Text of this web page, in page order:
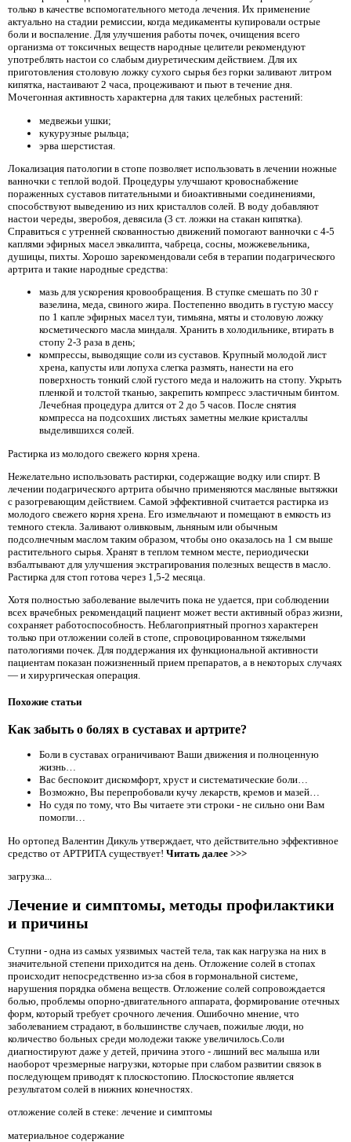
только в качестве вспомогательного метода лечения. Их применение
актуально на стадии ремиссии, когда медикаменты купировали острые
боли и воспаление. Для улучшения работы почек, очищения всего
организма от токсичных веществ народные целители рекомендуют
употреблять настои со слабым диуретическим действием. Для их
приготовления столовую ложку сухого сырья без горки заливают литром
кипятка, настаивают 2 часа, процеживают и пьют в течение дня.
Мочегонная активность характерна для таких целебных растений:
медвежьи ушки;
кукурузные рыльца;
эрва шерстистая.
Локализация патологии в стопе позволяет использовать в лечении ножные
ванночки с теплой водой. Процедуры улучшают кровоснабжение
пораженных суставов питательными и биоактивными соединениями,
способствуют выведению из них кристаллов солей. В воду добавляют
настои череды, зверобоя, девясила (3 ст. ложки на стакан кипятка).
Справиться с утренней скованностью движений помогают ванночки с 4-5
каплями эфирных масел эвкалипта, чабреца, сосны, можжевельника,
душицы, пихты. Хорошо зарекомендовали себя в терапии подагрического
артрита и такие народные средства:
мазь для ускорения кровообращения. В ступке смешать по 30 г
вазелина, меда, свиного жира. Постепенно вводить в густую массу
по 1 капле эфирных масел туи, тимьяна, мяты и столовую ложку
косметического масла миндаля. Хранить в холодильнике, втирать в
стопу 2-3 раза в день;
компрессы, выводящие соли из суставов. Крупный молодой лист
хрена, капусты или лопуха слегка размять, нанести на его
поверхность тонкий слой густого меда и наложить на стопу. Укрыть
пленкой и толстой тканью, закрепить компресс эластичным бинтом.
Лечебная процедура длится от 2 до 5 часов. После снятия
компресса на подсохших листьях заметны мелкие кристаллы
выделившихся солей.
Растирка из молодого свежего корня хрена.
Нежелательно использовать растирки, содержащие водку или спирт. В
лечении подагрического артрита обычно применяются масляные вытяжки
с разогревающим действием. Самой эффективной считается растирка из
молодого свежего корня хрена. Его измельчают и помещают в емкость из
темного стекла. Заливают оливковым, льняным или обычным
подсолнечным маслом таким образом, чтобы оно оказалось на 1 см выше
растительного сырья. Хранят в теплом темном месте, периодически
взбалтывают для улучшения экстрагирования полезных веществ в масло.
Растирка для стоп готова через 1,5-2 месяца.
Хотя полностью заболевание вылечить пока не удается, при соблюдении
всех врачебных рекомендаций пациент может вести активный образ жизни,
сохраняет работоспособность. Неблагоприятный прогноз характерен
только при отложении солей в стопе, спровоцированном тяжелыми
патологиями почек. Для поддержания их функциональной активности
пациентам показан пожизненный прием препаратов, а в некоторых случаях
— и хирургическая операция.
Похожие статьи
Как забыть о болях в суставах и артрите?
Боли в суставах ограничивают Ваши движения и полноценную
жизнь…
Вас беспокоит дискомфорт, хруст и систематические боли…
Возможно, Вы перепробовали кучу лекарств, кремов и мазей…
Но судя по тому, что Вы читаете эти строки - не сильно они Вам
помогли…
Но ортопед Валентин Дикуль утверждает, что действительно эффективное
средство от АРТРИТА существует! Читать далее >>>
загрузка...
Лечение и симптомы, методы профилактики
и причины
Ступни - одна из самых уязвимых частей тела, так как нагрузка на них в
значительной степени приходится на день. Отложение солей в стопах
происходит непосредственно из-за сбоя в гормональной системе,
нарушения порядка обмена веществ. Отложение солей сопровождается
болью, проблемы опорно-двигательного аппарата, формирование отечных
форм, который требует срочного лечения. Ошибочно мнение, что
заболеванием страдают, в большинстве случаев, пожилые люди, но
количество больных среди молодежи также увеличилось.Соли
диагностируют даже у детей, причина этого - лишний вес малыша или
наоборот чрезмерные нагрузки, которые при слабом развитии связок в
последующем приводят к плоскостопию. Плоскостопие является
результатом солей в нижних конечностях.
отложение солей в стеке: лечение и симптомы
материальное содержание